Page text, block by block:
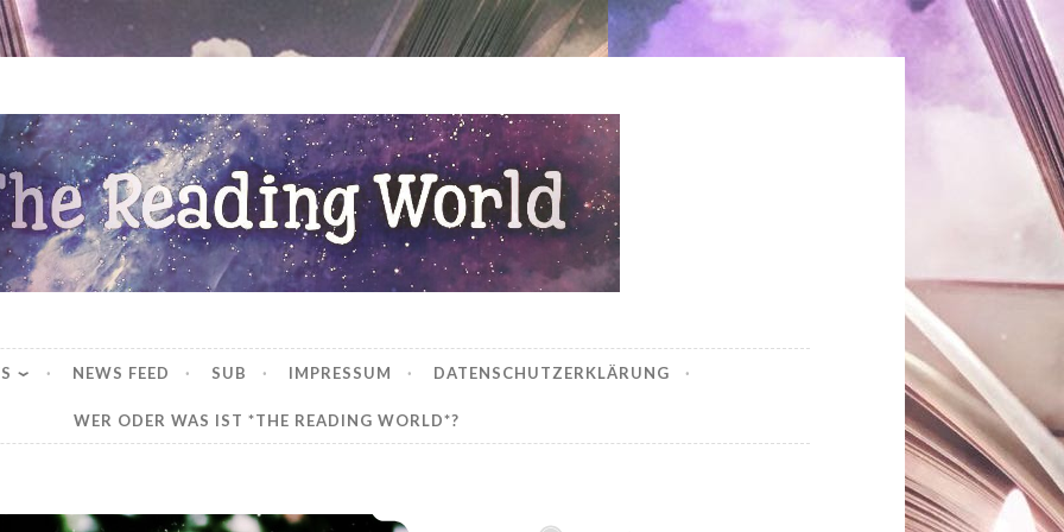
World
NEWS FEED SUB IMPRESSUM DATENSCHUTZERKLÄRUNG
WER ODER WAS IST *THE READING WORLD*?
Die Fotografinnen – Saga (1-5) von Petra Durst-Benning